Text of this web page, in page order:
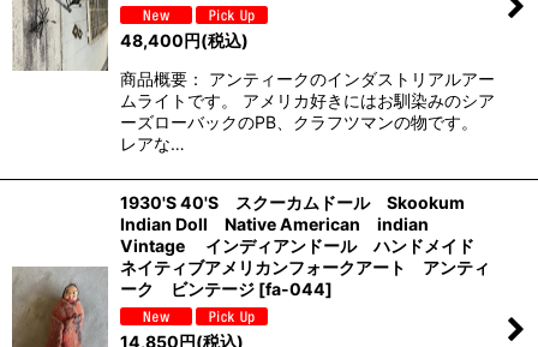
48,400円(税込)
商品概要： アンティークのインダストリアルアー
ムライトです。 アメリカ好きにはお馴染みのシア
ーズローバックのPB、クラフツマンの物です。
レアな…
1930'S 40'S スクーカムドール Skookum
Indian Doll Native American indian
Vintage インディアンドール ハンドメイド
ネイティブアメリカンフォークアート アンティ
ーク ビンテージ [fa-044]
14,850円(税込)